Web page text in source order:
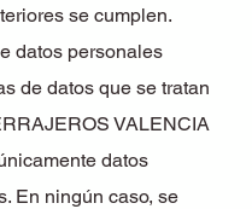
se cumplen.
datos personales
de datos que se tratan
VALENCIA
datos
En ningún caso, se